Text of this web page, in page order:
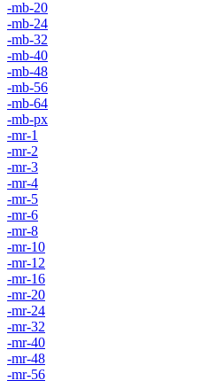
-mb-20
-mb-24
-mb-32
-mb-40
-mb-48
-mb-56
-mb-64
-mb-px
-mr-1
-mr-2
-mr-3
-mr-4
-mr-5
-mr-6
-mr-8
-mr-10
-mr-12
-mr-16
-mr-20
-mr-24
-mr-32
-mr-40
-mr-48
-mr-56